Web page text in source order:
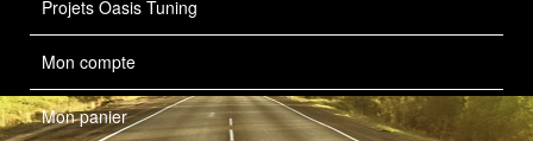
Projets Oasis Tuning
Mon compte
Mon panier